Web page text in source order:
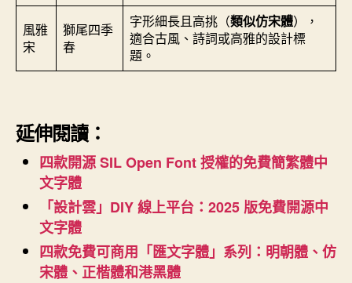
風雅
宋
獅尾四季
春
字形細長且高挑（類似仿宋體），
適合古風、詩詞或高雅的設計標
題。
延伸閱讀：
四款開源 SIL Open Font 授權的免費簡繁體中
文字體
「設計雲」DIY 線上平台：2025 版免費開源中
文字體
四款免費可商用「匯文字體」系列：明朝體、仿
宋體、正楷體和港黑體